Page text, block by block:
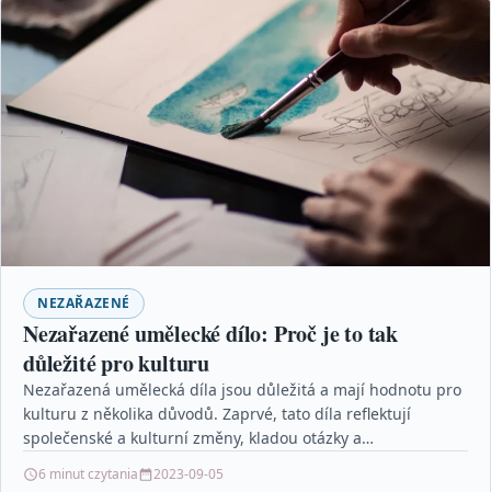
NEZAŘAZENÉ
Nezařazené umělecké dílo: Proč je to tak
důležité pro kulturu
Nezařazená umělecká díla jsou důležitá a mají hodnotu pro
kulturu z několika důvodů. Zaprvé, tato díla reflektují
společenské a kulturní změny, kladou otázky a…
6 minut czytania 2023-09-05